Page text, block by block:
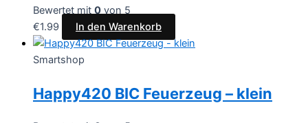
Bewertet mit 0 von 5
€1.99 In den Warenkorb
Smartshop
Happy420 BIC Feuerzeug – klein